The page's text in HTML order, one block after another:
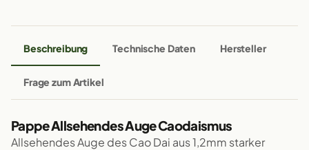
Beschreibung Technische Daten Hersteller
Frage zum Artikel
Pappe Allsehendes Auge Caodaismus
Allsehendes Auge des Cao Dai aus 1,2mm starker